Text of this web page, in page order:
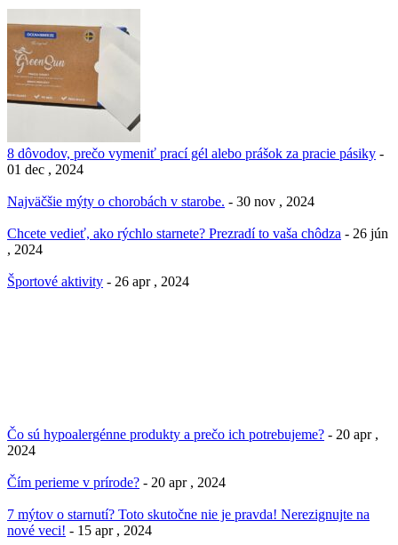
8 dôvodov, prečo vymeniť prací gél alebo prášok za pracie pásiky -
01 dec , 2024
Najväčšie mýty o chorobách v starobe. - 30 nov , 2024
Chcete vedieť, ako rýchlo starnete? Prezradí to vaša chôdza - 26 jún
, 2024
Športové aktivity - 26 apr , 2024
Čo sú hypoalergénne produkty a prečo ich potrebujeme? - 20 apr ,
2024
Čím perieme v prírode? - 20 apr , 2024
7 mýtov o starnutí? Toto skutočne nie je pravda! Nerezignujte na
nové veci! - 15 apr , 2024